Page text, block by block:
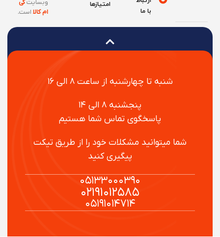
شنبه تا چهارشنبه از ساعت ۸ الی ۱۶
پنجشنبه ۸ الی ۱۴
پاسخگوی تماس شما هستیم
شما میتوانید مشکلات خود را از طریق تیکت
پیگیری کنید
۰۵۱۳۳۰۰۰۳۹۰
۰۲۱۹۱۰۱۲۵۸۵
۰۵۱۹۱۰۱۴۷۱۴
امتیازها
وبسایتکی
ام کالااست.